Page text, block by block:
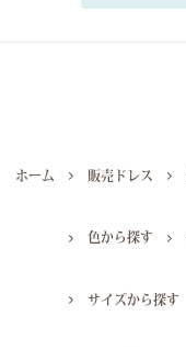
ホーム 販売ドレス
色から探す
サイズから探す